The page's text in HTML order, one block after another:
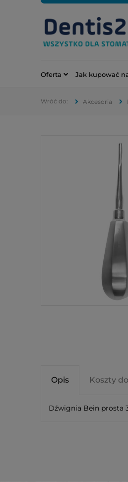
Oferta Jak kupować
Akcesoria
Opis Koszty
Dźwignia Bein prosta